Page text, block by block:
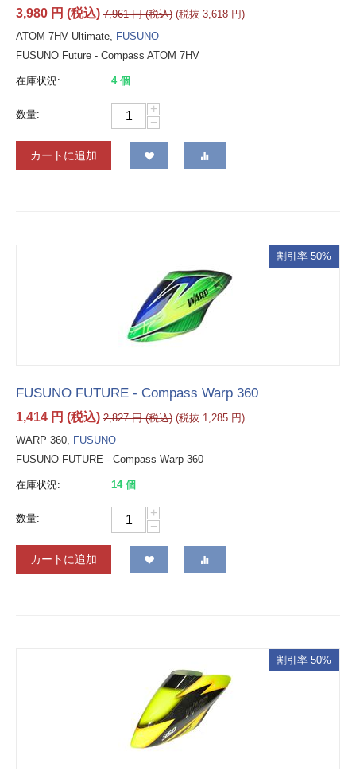
3,980 円 (税込) 7,961 円(税込) (税抜 3,618 円)
ATOM 7HV Ultimate, FUSUNO
FUSUNO Future - Compass ATOM 7HV
在庫状況: 4 個
数量:
+
−
カートに追加
割引率 50%
FUSUNO FUTURE - Compass Warp 360
1,414 円 (税込) 2,827 円(税込) (税抜 1,285 円)
WARP 360, FUSUNO
FUSUNO FUTURE - Compass Warp 360
在庫状況: 14 個
数量:
+
−
カートに追加
割引率 50%